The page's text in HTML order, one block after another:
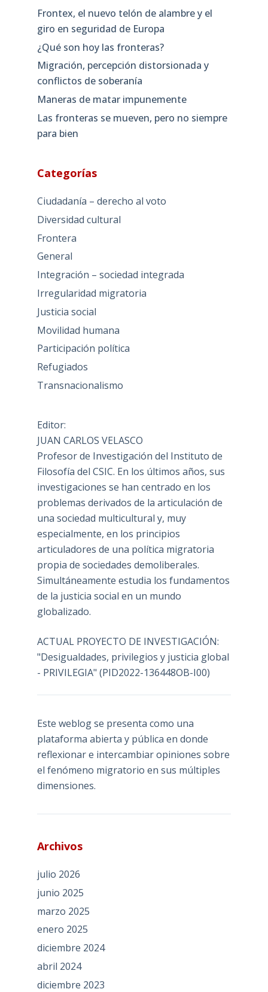
Frontex, el nuevo telón de alambre y el
giro en seguridad de Europa
¿Qué son hoy las fronteras?
Migración, percepción distorsionada y
conflictos de soberanía
Maneras de matar impunemente
Las fronteras se mueven, pero no siempre
para bien
Categorías
Ciudadanía – derecho al voto
Diversidad cultural
Frontera
General
Integración – sociedad integrada
Irregularidad migratoria
Justicia social
Movilidad humana
Participación política
Refugiados
Transnacionalismo
Editor:
JUAN CARLOS VELASCO
Profesor de Investigación del Instituto de
Filosofía del CSIC. En los últimos años, sus
investigaciones se han centrado en los
problemas derivados de la articulación de
una sociedad multicultural y, muy
especialmente, en los principios
articuladores de una política migratoria
propia de sociedades demoliberales.
Simultáneamente estudia los fundamentos
de la justicia social en un mundo
globalizado.
ACTUAL PROYECTO DE INVESTIGACIÓN:
"Desigualdades, privilegios y justicia global
- PRIVILEGIA" (PID2022-136448OB-I00)
Este weblog se presenta como una
plataforma abierta y pública en donde
reflexionar e intercambiar opiniones sobre
el fenómeno migratorio en sus múltiples
dimensiones.
Archivos
julio 2026
junio 2025
marzo 2025
enero 2025
diciembre 2024
abril 2024
diciembre 2023